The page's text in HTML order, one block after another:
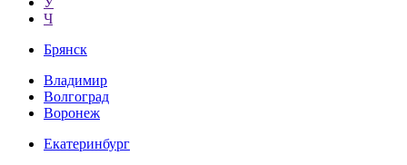
Ч
Брянск
Владимир
Волгоград
Воронеж
Екатеринбург